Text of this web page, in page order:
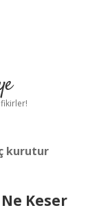
kurutur
Ne Keser